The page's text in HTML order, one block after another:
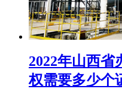
2022年山西省
权需要多少个